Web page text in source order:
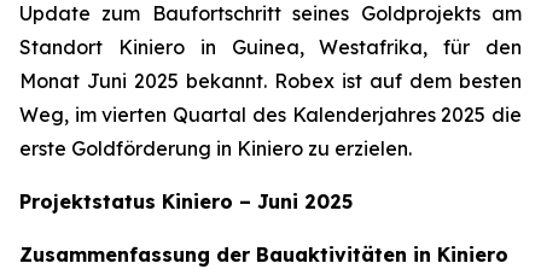
Update zum Baufortschritt seines Goldprojekts am
Standort Kiniero in Guinea, Westafrika, für den
Monat Juni 2025 bekannt. Robex ist auf dem besten
Weg, im vierten Quartal des Kalenderjahres 2025 die
erste Goldförderung in Kiniero zu erzielen.
Projektstatus Kiniero – Juni 2025
Zusammenfassung der Bauaktivitäten in Kiniero